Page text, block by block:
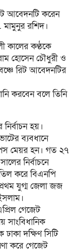
আবেদনটি করেন
মামুনুর রশিদ।
কণ্ঠকে
হোসেন চৌধুরী ও
রিট আবেদনটির
করবেন বলে তিনি
হয়।
ব্যবধানে
মেয়র হন। গত ২৭
নির্বাচনে
করে বিএনপি
যুগ্ম জেলা জজ
গেজেট
সাংবিধানিক
দক্ষিণ সিটি
করে গেজেট